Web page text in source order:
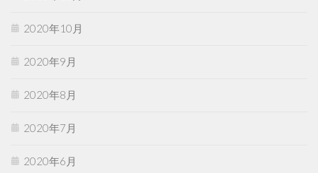
2020年10月
2020年9月
2020年8月
2020年7月
2020年6月